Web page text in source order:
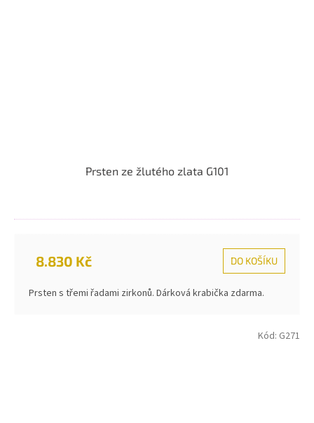
Prsten ze žlutého zlata G101
8.830 Kč DO KOŠÍKU
Prsten s třemi řadami zirkonů. Dárková krabička zdarma.
Kód: G271